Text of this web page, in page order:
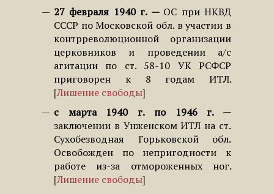
27 февраля 1940 г.
ОС при НКВД
СССР по Московской обл. в участии в
контрреволюционной организации
церковников и проведении а/с
агитации по ст. 58-10 УК РСФСР
приговорен к 8 годам ИТЛ.
Лишение свободы
с марта 1940 г. по 1946 г.
заключении в Унженском ИТЛ на ст.
Сухобезводная Горьковской обл.
Освобожден по непригодности к
работе из-за отмороженных ног.
Лишение свободы